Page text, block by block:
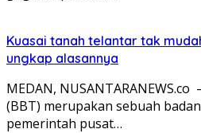
Kuasai tanah telantar tak
ungkap alasannya
MEDAN,
(BBT) merupakan sebuah
pemerintah pusat…